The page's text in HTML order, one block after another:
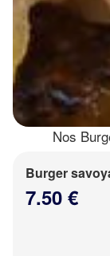
Nos
Burger
7.50 €